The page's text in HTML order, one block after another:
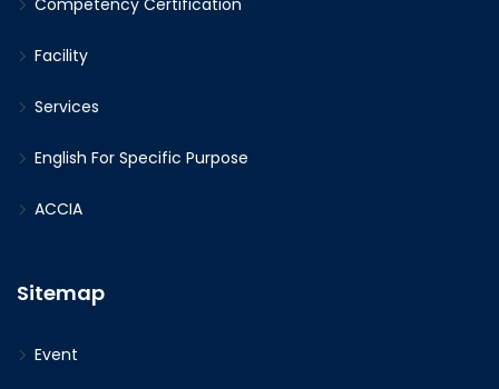
Competency Certification
Facility
Services
English For Specific Purpose
ACCIA
Sitemap
Event